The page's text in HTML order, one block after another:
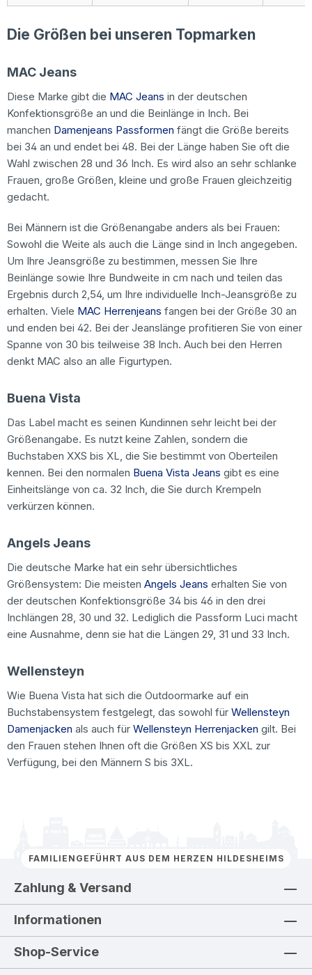
Die Größen bei unseren Topmarken
MAC Jeans
Diese Marke gibt die MAC Jeans in der deutschen
Konfektionsgröße an und die Beinlänge in Inch. Bei
manchen Damenjeans Passformen fängt die Größe bereits
bei 34 an und endet bei 48. Bei der Länge haben Sie oft die
Wahl zwischen 28 und 36 Inch. Es wird also an sehr schlanke
Frauen, große Größen, kleine und große Frauen gleichzeitig
gedacht.
Bei Männern ist die Größenangabe anders als bei Frauen:
Sowohl die Weite als auch die Länge sind in Inch angegeben.
Um Ihre Jeansgröße zu bestimmen, messen Sie Ihre
Beinlänge sowie Ihre Bundweite in cm nach und teilen das
Ergebnis durch 2,54, um Ihre individuelle Inch-Jeansgröße zu
erhalten. Viele MAC Herrenjeans fangen bei der Größe 30 an
und enden bei 42. Bei der Jeanslänge profitieren Sie von einer
Spanne von 30 bis teilweise 38 Inch. Auch bei den Herren
denkt MAC also an alle Figurtypen.
Buena Vista
Das Label macht es seinen Kundinnen sehr leicht bei der
Größenangabe. Es nutzt keine Zahlen, sondern die
Buchstaben XXS bis XL, die Sie bestimmt von Oberteilen
kennen. Bei den normalen Buena Vista Jeans gibt es eine
Einheitslänge von ca. 32 Inch, die Sie durch Krempeln
verkürzen können.
Angels Jeans
Die deutsche Marke hat ein sehr übersichtliches
Größensystem: Die meisten Angels Jeans erhalten Sie von
der deutschen Konfektionsgröße 34 bis 46 in den drei
Inchlängen 28, 30 und 32. Lediglich die Passform Luci macht
eine Ausnahme, denn sie hat die Längen 29, 31 und 33 Inch.
Wellensteyn
Wie Buena Vista hat sich die Outdoormarke auf ein
Buchstabensystem festgelegt, das sowohl für Wellensteyn
Damenjacken als auch für Wellensteyn Herrenjacken gilt. Bei
den Frauen stehen Ihnen oft die Größen XS bis XXL zur
Verfügung, bei den Männern S bis 3XL.
FAMILIENGEFÜHRT AUS DEM HERZEN HILDESHEIMS
Zahlung & Versand
Informationen
Shop-Service